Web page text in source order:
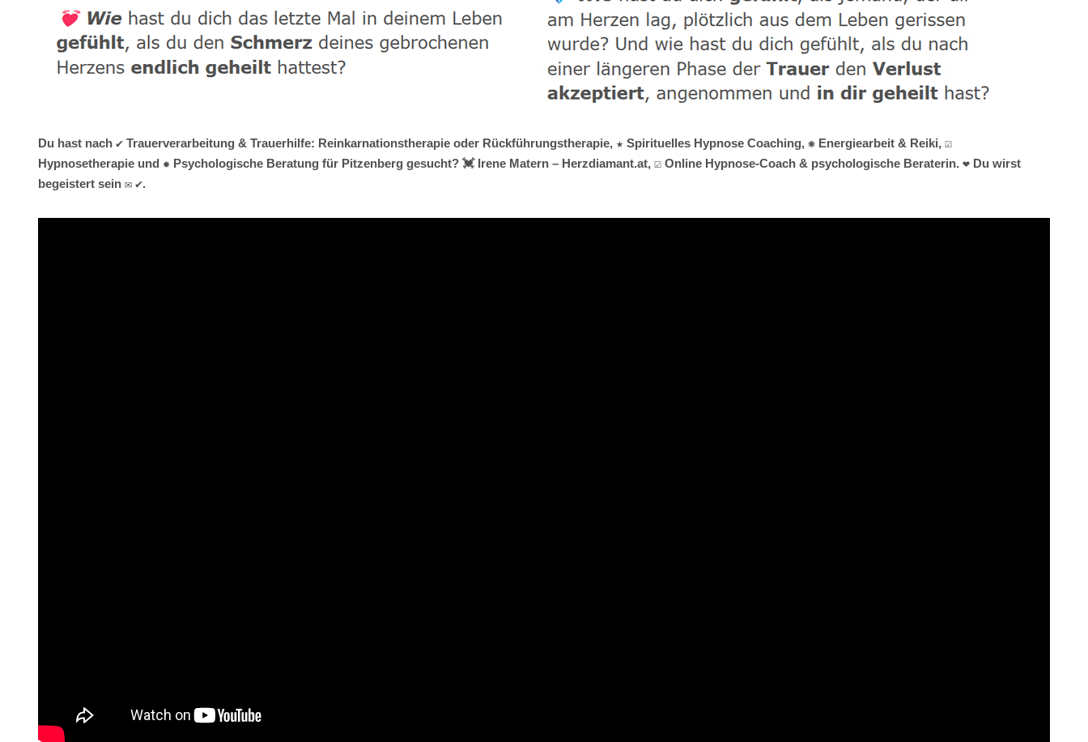
Du hast nach ✔️ Trauerverarbeitung & Trauerhilfe: Reinkarnationstherapie oder Rückführungstherapie, ★ Spirituelles Hypnose Coaching, ✺ Energiearbeit & Reiki, ☑️
Hypnosetherapie und ✹ Psychologische Beratung für Pitzenberg gesucht? 💓️ Irene Matern – Herzdiamant.at, ☑️ Online Hypnose-Coach & psychologische Beraterin. ❤ Du wirst
begeistert sein ✉ ✔.